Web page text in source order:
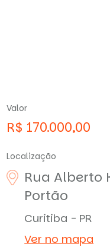
Valor
R$ 170.000,00
Localização
Rua Alberto
Portão
Curitiba - PR
Ver no mapa